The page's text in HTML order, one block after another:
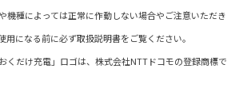
機種によっては正常に作動しない場合やご注意いただき
用になる前に必ず取扱説明書をご覧ください。
くだけ充電」ロゴは、株式会社NTTドコモの登録商標で